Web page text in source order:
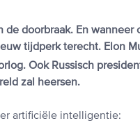
doorbraak. En wanneer
tijdperk terecht. Elon
Ook Russisch
zal heersen.
artificiële intelligentie: